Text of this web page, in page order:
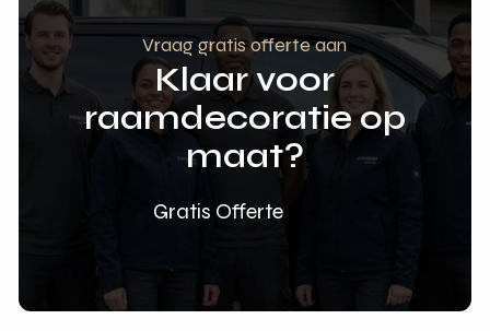
Vraag gratis offerte aan
Klaar voor
raamdecoratie op
maat?
Gratis Offerte